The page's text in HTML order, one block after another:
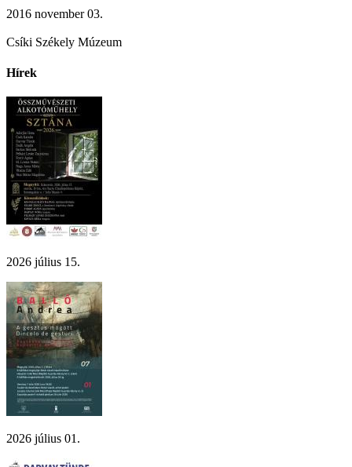
2016 november 03.
Csíki Székely Múzeum
Hírek
2026 július 15.
2026 július 01.